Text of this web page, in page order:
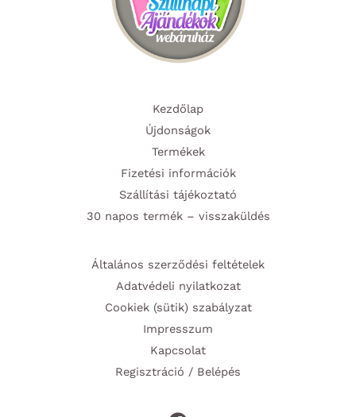
Kezdőlap
Újdonságok
Termékek
Fizetési információk
Szállítási tájékoztató
30 napos termék – visszaküldés
Általános szerződési feltételek
Adatvédeli nyilatkozat
Cookiek (sütik) szabályzat
Impresszum
Kapcsolat
Regisztráció / Belépés